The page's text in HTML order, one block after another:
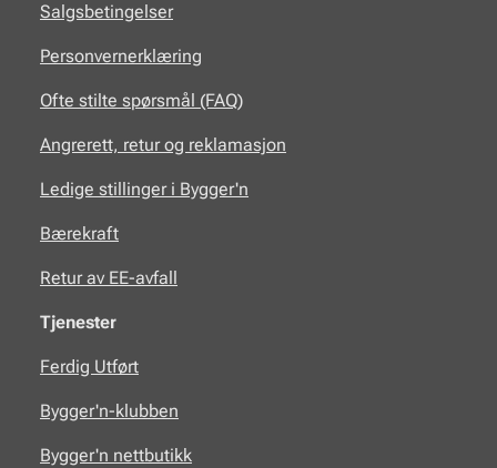
Salgsbetingelser
Personvernerklæring
Ofte stilte spørsmål (FAQ)
Angrerett, retur og reklamasjon
Ledige stillinger i Bygger'n
Bærekraft
Retur av EE-avfall
Tjenester
Ferdig Utført
Bygger'n-klubben
Bygger'n nettbutikk